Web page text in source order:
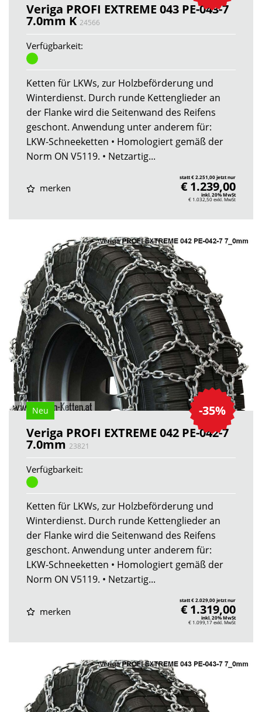
Veriga PROFI EXTREME 043 PE-043-7
7.0mm K 24566
Verfügbarkeit:
Ketten für LKWs, zur Holzbeförderung und
Winterdienst. Durch runde Kettenglieder an
der Flanke wird die Seitenwand des Reifens
geschont. Anwendung unter anderem für:
LKW-Schneeketten • Homologiert gemäß der
Norm ON V5119. • Netzartig...
merken
statt € 2.251,00 jetzt nur
€ 1.239,00
inkl. 20% MwSt
€ 1.032,50exkl. MwSt
-35%
Neu
Veriga PROFI EXTREME 042 PE-042-7
7.0mm 23821
Verfügbarkeit:
Ketten für LKWs, zur Holzbeförderung und
Winterdienst. Durch runde Kettenglieder an
der Flanke wird die Seitenwand des Reifens
geschont. Anwendung unter anderem für:
LKW-Schneeketten • Homologiert gemäß der
Norm ON V5119. • Netzartig...
merken
statt € 2.029,00 jetzt nur
€ 1.319,00
inkl. 20% MwSt
€ 1.099,17exkl. MwSt